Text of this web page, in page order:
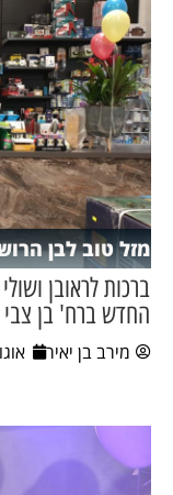
מזל טוב לבן
ברכות לראובן
החדש ברח' בן צבי 24
מירב בן יאיר אוגוסט